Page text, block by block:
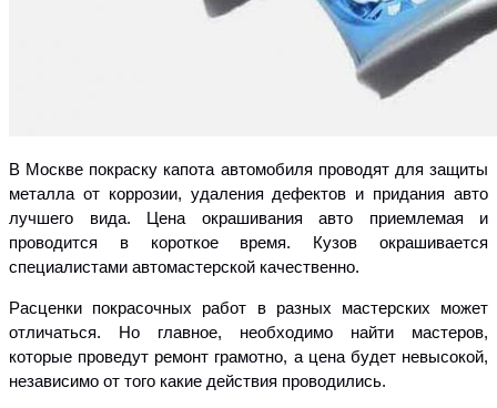
В Москве покраску капота автомобиля проводят для защиты
металла от коррозии, удаления дефектов и придания авто
лучшего вида. Цена окрашивания авто приемлемая и
проводится в короткое время. Кузов окрашивается
специалистами автомастерской качественно.
Расценки покрасочных работ в разных мастерских может
отличаться. Но главное, необходимо найти мастеров,
которые проведут ремонт грамотно, а цена будет невысокой,
независимо от того какие действия проводились.